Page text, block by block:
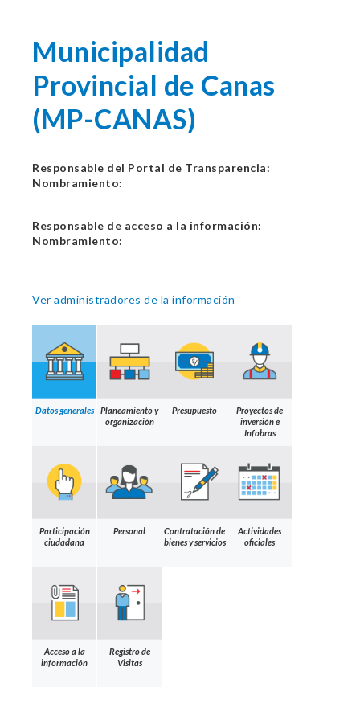
Municipalidad
Provincial de Canas
(MP-CANAS)
Responsable del Portal de Transparencia:
Nombramiento:
Responsable de acceso a la información:
Nombramiento:
Ver administradores de la información
Datos generales
Planeamiento y
organización
Presupuesto
Proyectos de
inversión e
Infobras
Participación
ciudadana
Personal
Contratación de
bienes y servicios
Actividades
oficiales
Acceso a la
información
Registro de
Visitas